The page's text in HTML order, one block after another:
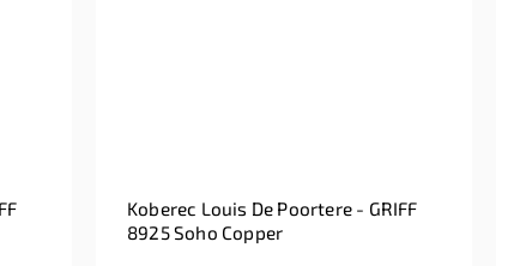
Koberec Louis De Poortere - GRIFF
8925 Soho Copper